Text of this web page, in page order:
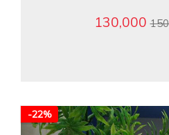
130,000
-22%